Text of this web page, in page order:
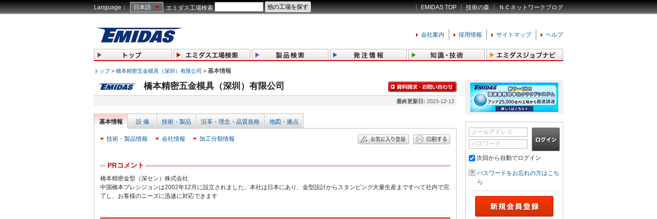
Language： 日本語 エミダス工場検索 EMIDAS TOP 技術の森 ＮＣネットワークブログ
会社案内 採用情報 サイトマップ ヘルプ
トップ> 橋本精密五金模具（深圳）有限公司 > 基本情報
橋本精密五金模具（深圳）有限公司
最終更新日: 2023-12-13
基本情報 設 備 技術・製品 沿革・理念・品質規格 地図・拠点
技術・製品情報 会社情報 加工分類情報
PRコメント
橋本精密金型（深セン）株式会社
中国橋本プレシジョンは2002年12月に設立されました。本社は日本にあり、金型設計からスタンピング大量生産まですべて社内で完
了し、お客様のニーズに迅速に対応できます
メールアドレス
パスワード
次回から自動でログイン
パスワードをお忘れの方はこち
ら